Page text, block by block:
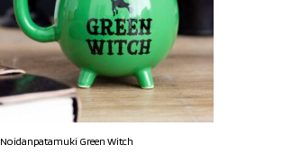
Noidanpatamuki Green Witch